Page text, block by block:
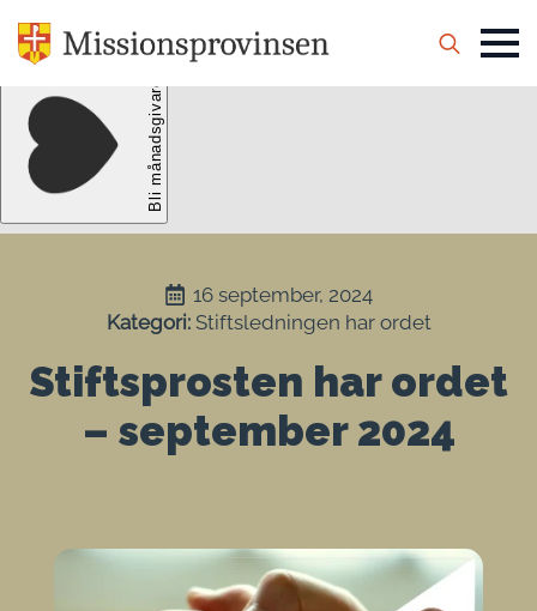
Search
16 september, 2024
Kategori: Stiftsledningen har ordet
Stiftsprosten har ordet
– september 2024